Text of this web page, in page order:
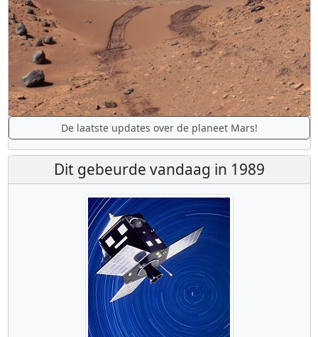
De laatste updates over de planeet Mars!
Dit gebeurde vandaag in 1989